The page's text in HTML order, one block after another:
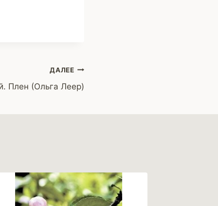
ДАЛЕЕ
Плен (Ольга Леер)